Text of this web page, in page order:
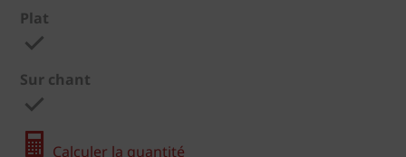
Plat
Sur chant
Calculer la quantité